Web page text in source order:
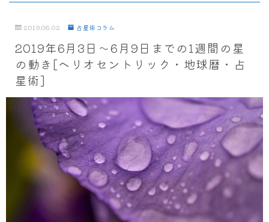
2019.06.02 占星術コラム
2019年6月3日～6月9日までの1週間の星
の動き[ヘリオセントリック・地球暦・占
星術]